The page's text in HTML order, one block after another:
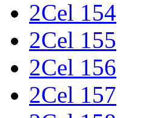
2Cel 154
2Cel 155
2Cel 156
2Cel 157